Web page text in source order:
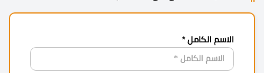
الاسم الكامل *